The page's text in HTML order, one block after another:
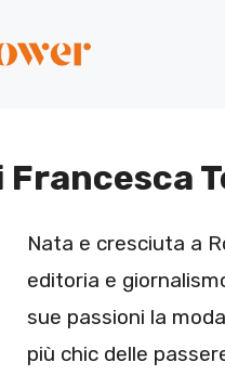
Francesca
Nata e cresciuta a
editoria e
sue passioni la
più chic delle